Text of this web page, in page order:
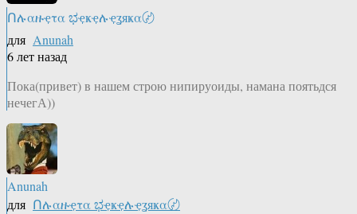
Ոሉαዙҿτα ಭҿҝҿሉҿʓяҝα〄
для Anunah
6 лет назад
Пока(привет) в нашем строю нипируоиды, намана поятьдся
нечегА))
Anunah
для Ոሉαዙҿτα ಭҿҝҿሉҿʓяҝα〄